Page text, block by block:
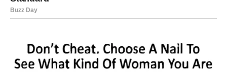
Ovo neće biti obična promena.
Finansijska situacija polako kreće